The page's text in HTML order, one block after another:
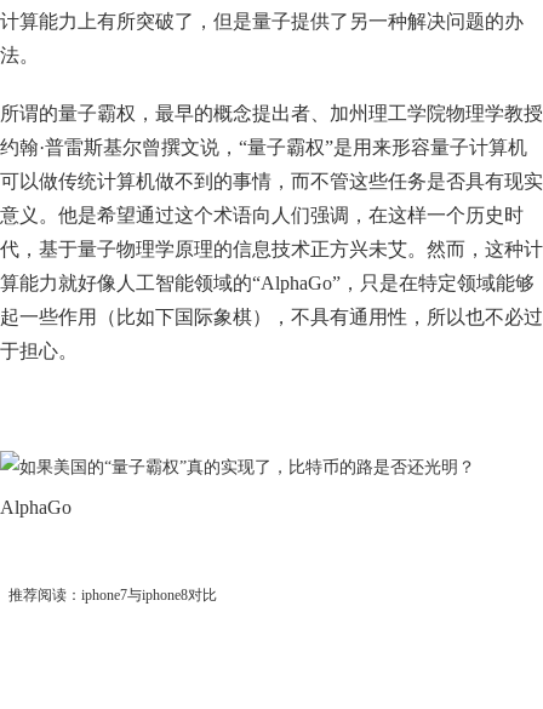
计算能力上有所突破了，但是量子提供了另一种解决问题的办
法。
所谓的量子霸权，最早的概念提出者、加州理工学院物理学教授
约翰·普雷斯基尔曾撰文说，“量子霸权”是用来形容量子计算机
可以做传统计算机做不到的事情，而不管这些任务是否具有现实
意义。他是希望通过这个术语向人们强调，在这样一个历史时
代，基于量子物理学原理的信息技术正方兴未艾。然而，这种计
算能力就好像人工智能领域的“AlphaGo”，只是在特定领域能够
起一些作用（比如下国际象棋），不具有通用性，所以也不必过
于担心。
AlphaGo
推荐阅读： iphone7与iphone8对比